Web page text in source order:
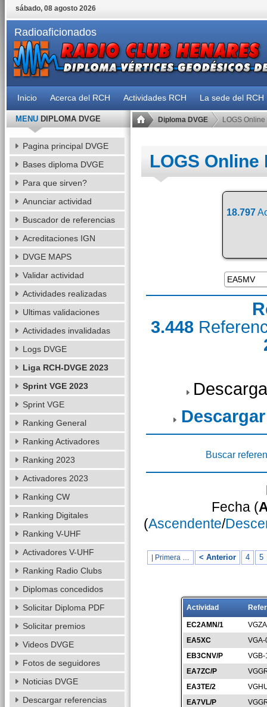
sábado, 08 agosto 2026
Radioaficionados
Inicio Acerca del RCH Actividades RCH La sede del RCH
Diploma DVGE LOGS Online
LOGS Online
18.797
3.448
Buscar
Fecha (
(Ascendente/
| Primera … < Anterior 4 5
Actividad
EC2AMN/1
EA5XC
EB3CNV/P
EA7ZC/P
EA3TE/2
EA7VL/P
MENUDIPLOMA DVGE
Pagina principal DVGE
Bases diploma DVGE
Para que sirven?
Anunciar actividad
Buscador de referencias
Acreditaciones IGN
DVGE MAPS
Validar actividad
Actividades realizadas
Ultimas validaciones
Actividades invalidadas
Logs DVGE
Liga RCH-DVGE 2023
Sprint VGE 2023
Sprint VGE
Ranking General
Ranking Activadores
Ranking 2023
Activadores 2023
Ranking CW
Ranking Digitales
Ranking V-UHF
Activadores V-UHF
Ranking Radio Clubs
Diplomas concedidos
Solicitar Diploma PDF
Solicitar premios
Videos DVGE
Fotos de seguidores
Noticias DVGE
Descargar referencias